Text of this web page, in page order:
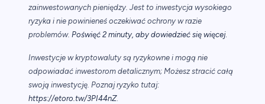
zainwestowanych pieniędzy. Jest to inwestycja wysokiego
ryzyka i nie powinieneś oczekiwać ochrony w razie
problemów. Poświęć 2 minuty, aby dowiedzieć się więcej.
Inwestycje w kryptowaluty są ryzykowne i mogą nie
odpowiadać inwestorom detalicznym; Możesz stracić całą
swoją inwestycję. Poznaj ryzyko tutaj:
https://etoro.tw/3PI44nZ.